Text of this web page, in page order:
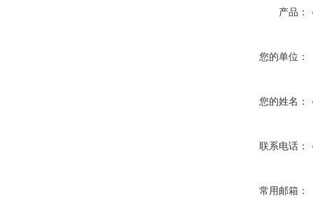
产品：
您的单位：
您的姓名：
联系电话：
常用邮箱：